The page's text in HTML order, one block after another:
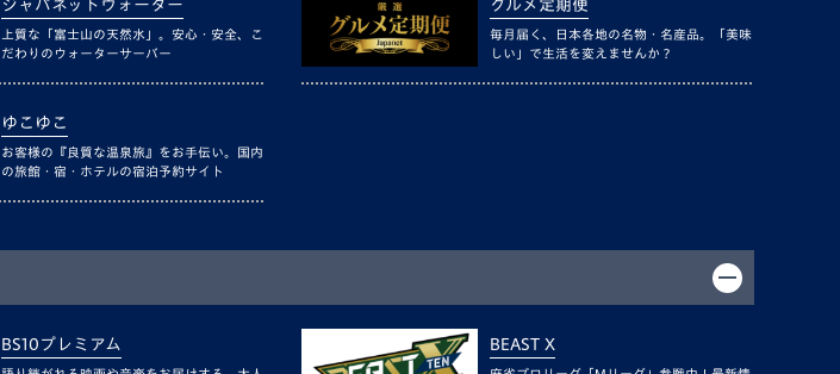
ジャパネットウォーター
上質な「富士山の天然水」。安心・安全、こ
だわりのウォーターサーバー
グルメ定期便
毎月届く、日本各地の名物・名産品。「美味
しい」で生活を変えませんか？
ゆこゆこ
お客様の『良質な温泉旅』をお手伝い。国内
の旅館・宿・ホテルの宿泊予約サイト
BS10プレミアム BEAST X